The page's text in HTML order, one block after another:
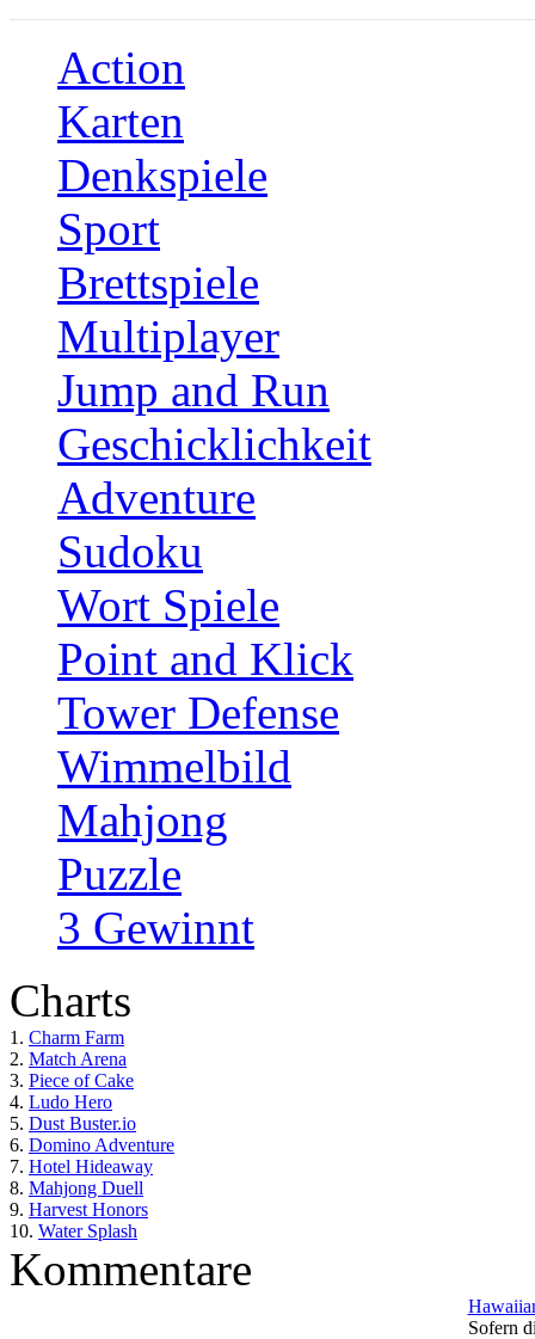
Action
Karten
Denkspiele
Sport
Brettspiele
Multiplayer
Jump and Run
Geschicklichkeit
Adventure
Sudoku
Wort Spiele
Point and Klick
Tower Defense
Wimmelbild
Mahjong
Puzzle
3 Gewinnt
Charts
1. Charm Farm
2. Match Arena
3. Piece of Cake
4. Ludo Hero
5. Dust Buster.io
6. Domino Adventure
7. Hotel Hideaway
8. Mahjong Duell
9. Harvest Honors
10. Water Splash
Kommentare
Sofern